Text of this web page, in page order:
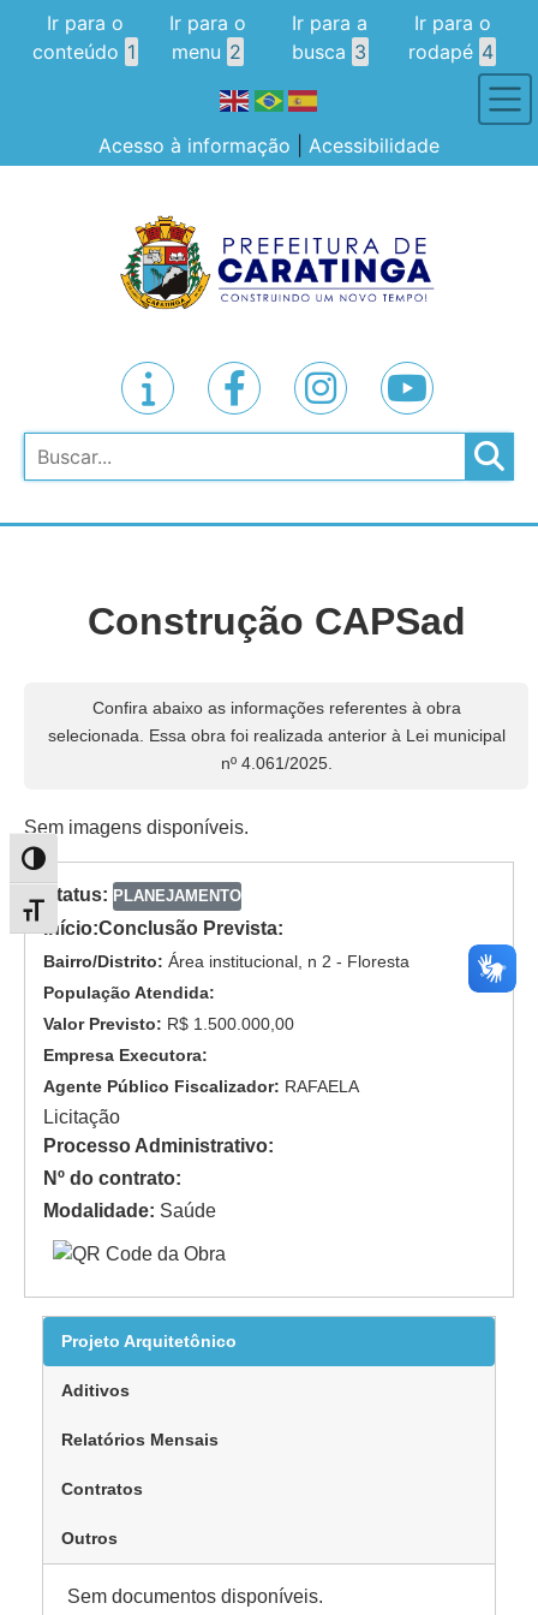
Alternar alto contraste
Alternar tamanho da fonte
Ir para o
conteúdo 1
Ir para o
menu 2
Ir para a
busca 3
Ir para o
rodapé 4
Acesso à informação Acessibilidade
Pesquisar
Construção CAPSad
Confira abaixo as informações referentes à obra
selecionada. Essa obra foi realizada anterior à Lei municipal
nº 4.061/2025.
Sem imagens disponíveis.
Status: PLANEJAMENTO
Início:Conclusão Prevista:
Bairro/Distrito: Área institucional, n 2 - Floresta
População Atendida:
Valor Previsto: R$ 1.500.000,00
Empresa Executora:
Agente Público Fiscalizador: RAFAELA
Licitação
Processo Administrativo:
Nº do contrato:
Modalidade: Saúde
Projeto Arquitetônico
Aditivos
Relatórios Mensais
Contratos
Outros
Sem documentos disponíveis.